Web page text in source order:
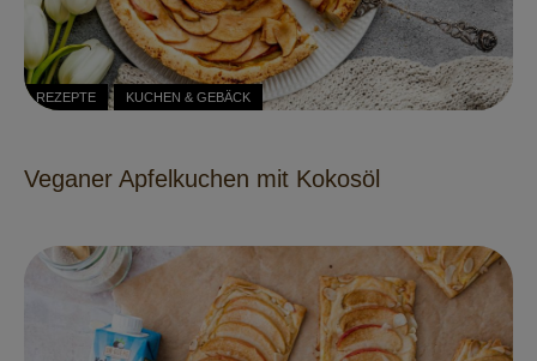
REZEPTE KUCHEN & GEBÄCK
Veganer Apfelkuchen mit Kokosöl